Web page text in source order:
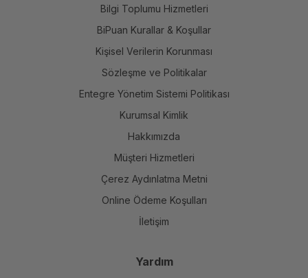
Bilgi Toplumu Hizmetleri
BiPuan Kurallar & Koşullar
Kişisel Verilerin Korunması
Sözleşme ve Politikalar
Entegre Yönetim Sistemi Politikası
Kurumsal Kimlik
Hakkımızda
Müşteri Hizmetleri
Çerez Aydınlatma Metni
Online Ödeme Koşulları
İletişim
Yardım